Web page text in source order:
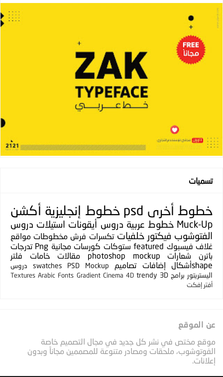
تسميات
خطوط أخرى psd خطوط إنجليزية أكشن
Muck-Up خطوط عربية دروس أيقونات استيلات دروس
الفتوشوب فيكتور خلفيات تكسرات فرش مخطوطات مواقع
غلاف فيسبوك featured ستوكات كورسات مجانية Png تدرجات
باترن
شعارات photoshop mockup مقالات خامات
فلتر
shapeأشكال
إضافات تصاميم PSD Mockup
swatches
دروس
اليستريتور برامج 3D
trendy
Cinema 4D
Gradient
Arabic Fonts
Textures
أفتر إفكت
عن الموقع
موقع مختص في نشر كل جديد في مجال التصميم خاصة
الفوتوشوب، ملحقات ومصادر متنوعة للمصممين مجاناً وبدون
إعلانات.